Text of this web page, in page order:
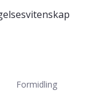
Formidling